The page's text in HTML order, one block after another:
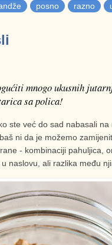
posno razno
mnogo ukusnih
sa polica!
ste već do sad nabasali na
ni da je možemo
- kombinaciji pahuljica,
naslovu, ali razlika među